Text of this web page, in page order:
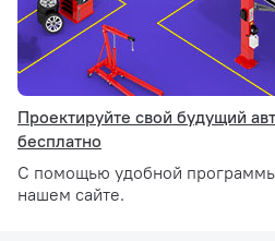
Мощность гидростанции
Комплектация
Стойка подъемника ведущая
Стойка подъемника ведомая
Проектируйте свой будущий
бесплатно
С помощью удобной
нашем сайте.